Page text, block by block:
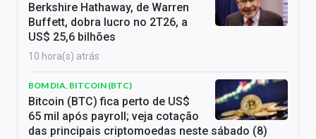
Berkshire Hathaway, de Warren
Buffett, dobra lucro no 2T26, a
US$ 25,6 bilhões
10 hora(s) atrás
BOM DIA, BITCOIN (BTC)
Bitcoin (BTC) fica perto de US$
65 mil após payroll; veja cotação
das principais criptomoedas neste sábado (8)